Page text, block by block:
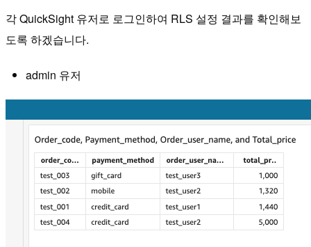
각 QuickSight 유저로 로그인하여 RLS 설정 결과를 확인해보
도록 하겠습니다.
admin 유저